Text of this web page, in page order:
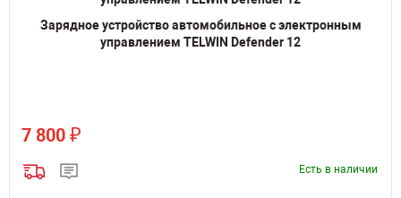
Зарядное устройство автомобильное с электронным
управлением TELWIN Defender 12
7 800 ₽
Есть в наличии